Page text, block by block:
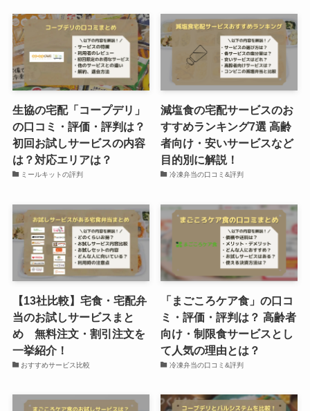
生協の宅配「コープデリ」
の口コミ・評価・評判は？
初回お試しサービスの内容
は？対応エリアは？
ミールキットの評判
減塩食の宅配サービスのお
すすめランキング7選 高齢
者向け・安いサービスなど
目的別に解説！
冷凍弁当の口コミ&評判
【13社比較】宅食・宅配弁
当のお試しサービスまと
め 無料注文・割引注文を
一挙紹介！
おすすめサービス比較
「まごころケア食」の口コ
ミ・評価・評判は？ 高齢者
向け・制限食サービスとし
て人気の理由とは？
冷凍弁当の口コミ&評判